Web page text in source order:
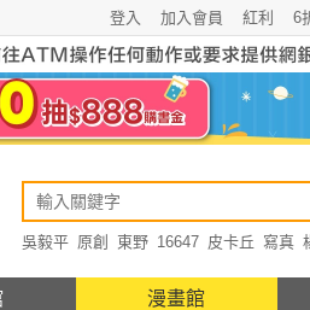
6
紅利
加入會員
登入
吳毅平 原創 東野 16647 皮卡丘 寫真
漫畫館